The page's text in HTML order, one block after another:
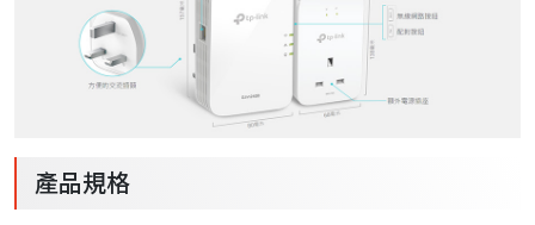
產品規格